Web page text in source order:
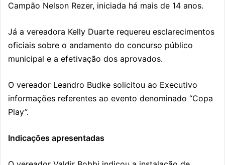
Campão Nelson Rezer, iniciada há mais de 14 anos.
Já a vereadora Kelly Duarte requereu esclarecimentos
oficiais sobre o andamento do concurso público
municipal e a efetivação dos aprovados.
O vereador Leandro Budke solicitou ao Executivo
informações referentes ao evento denominado “Copa
Play”.
Indicações apresentadas